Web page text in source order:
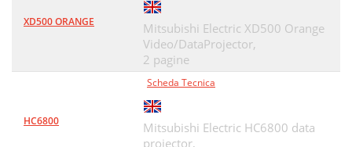
XD500 ORANGE
Mitsubishi Electric XD500 Orange
Video/DataProjector,
2 pagine
HC6800
Scheda Tecnica
Mitsubishi Electric HC6800 data
projector,